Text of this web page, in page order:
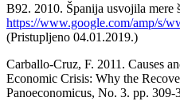
B92. 2010. Španija usvojila mere
https://www.google.com/amp/s/
(Pristupljeno 04.01.2019.)
Carballo-Cruz, F. 2011. Causes
Economic Crisis: Why the
Panoeconomicus, No. 3. pp. 309-